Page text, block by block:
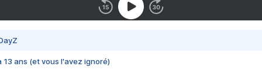
13 ans (et vous l'avez ignoré)